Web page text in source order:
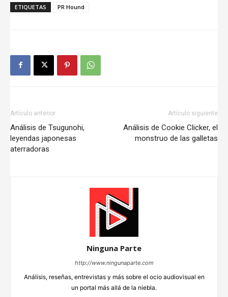
ETIQUETAS PR Hound
Artículo anterior
Análisis de Tsugunohi,
leyendas japonesas
aterradoras
Artículo siguiente
Análisis de Cookie Clicker, el
monstruo de las galletas
Ninguna Parte
http://www.ningunaparte.com
Análisis, reseñas, entrevistas y más sobre el ocio audiovisual en
un portal más allá de la niebla.